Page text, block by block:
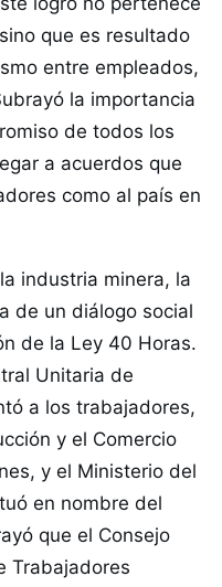
que es resultado
entre empleados,
la importancia
de todos los
a acuerdos que
como al país en
industria minera, la
de un diálogo social
de la Ley 40 Horas.
Unitaria de
a los trabajadores,
y el Comercio
y el Ministerio del
en nombre del
que el Consejo
Trabajadores